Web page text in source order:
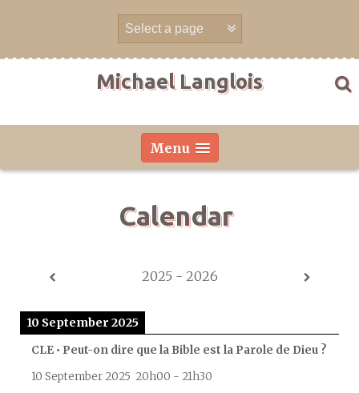
Michael Langlois
Menu
Calendar
2025 - 2026
10 September 2025
CLE • Peut-on dire que la Bible est la Parole de Dieu ?
10 September 2025 20h00 - 21h30